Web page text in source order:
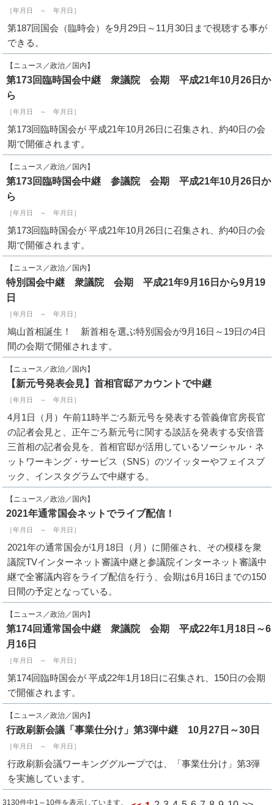
［年月日 ～ 年月日］
第187回国会（臨時会）を9月29日～11月30日まで視聴する事が
できる。
【ニュース／政治／国内】
第173回臨時国会中継 衆議院 会期 平成21年10月26日か
ら
［年月日 ～ 年月日］
第173回臨時国会が 平成21年10月26日に召集され、約40日の会
期で開催されます。
【ニュース／政治／国内】
第173回臨時国会中継 参議院 会期 平成21年10月26日か
ら
［年月日 ～ 年月日］
第173回臨時国会が 平成21年10月26日に召集され、約40日の会
期で開催されます。
【ニュース／政治／国内】
特別国会中継 衆議院 会期 平成21年9月16日から9月19
日
［年月日 ～ 年月日］
鳩山首相誕生！ 新首相を選ぶ特別国会が9月16日～19日の4日
間の会期で開催されます。
【ニュース／政治／国内】
【新元号発表会見】首相官邸アカウントで中継
［年月日 ～ 年月日］
4月1日（月）午前11時半ごろ新元号を発表する菅義偉官房長官
の記者会見と、正午ごろ新元号に関する談話を発表する安倍晋
三首相の記者会見を、首相官邸が活用しているソーシャル・ネ
ットワーキング・サービス（SNS）のツイッターやフェイスブ
ック、インスタグラムで中継する。
【ニュース／政治／国内】
2021年通常国会ネットでライブ配信！
［年月日 ～ 年月日］
2021年の通常国会が1月18日（月）に開催され、その模様を衆
議院TVインターネット審議中継と参議院インターネット審議中
継で全審議内容をライブ配信を行う、会期は6月16日までの150
日間の予定となっている。
【ニュース／政治／国内】
第174回通常国会中継 衆議院 会期 平成22年1月18日～6
月16日
［年月日 ～ 年月日］
第174回臨時国会が 平成22年1月18日に召集され、150日の会期
で開催されます。
【ニュース／政治／国内】
行政刷新会議「事業仕分け」第3弾中継 10月27日～30日
［年月日 ～ 年月日］
行政刷新会議ワーキンググループでは、「事業仕分け」第3弾
を実施しています。
3130件中1～10件を表示しています。